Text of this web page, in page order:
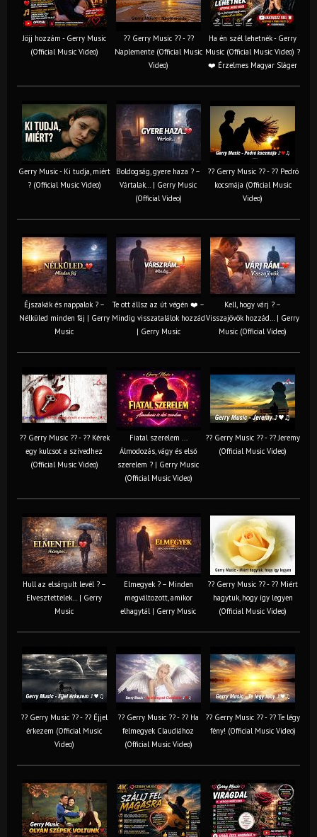
Jöjj hozzám - Gerry Music
(Official Music Video)
?? Gerry Music ?? - ??
Naplemente (Official Music
Video)
Ha én szél lehetnék - Gerry
Music (Official Music Video) ?️
❤️ Érzelmes Magyar Sláger
Gerry Music - Ki tudja, miért
? (Official Music Video)
Boldogság, gyere haza ? –
Vártalak… | Gerry Music
(Official Video)
?? Gerry Music ?? - ?? Pedró
kocsmája (Official Music
Video)
Éjszakák és nappalok ? –
Nélküled minden fáj | Gerry
Music
Te ott állsz az út végén ❤️ –
Mindig visszatalálok hozzád
| Gerry Music
Kell, hogy várj ? –
Visszajövök hozzád… | Gerry
Music (Official Video)
?? Gerry Music ?? - ?? Kérek
egy kulcsot a szívedhez
(Official Music Video)
Fiatal szerelem ...
Álmodozás, vágy és első
szerelem ? | Gerry Music
(Official Music Video)
?? Gerry Music ?? - ?? Jeremy
(Official Music Video)
Hull az elsárgult levél ? –
Elvesztettelek… | Gerry
Music
Elmegyek ? – Minden
megváltozott, amikor
elhagytál | Gerry Music
?? Gerry Music ?? - ?? Miért
hagytuk, hogy így legyen
(Official Music Video)
?? Gerry Music ?? - ?? Éjjel
érkezem (Official Music
Video)
?? Gerry Music ?? - ?? Ha
felmegyek Claudiához
(Official Music Video)
?? Gerry Music ?? - ?? Te légy
fény! (Official Music Video)